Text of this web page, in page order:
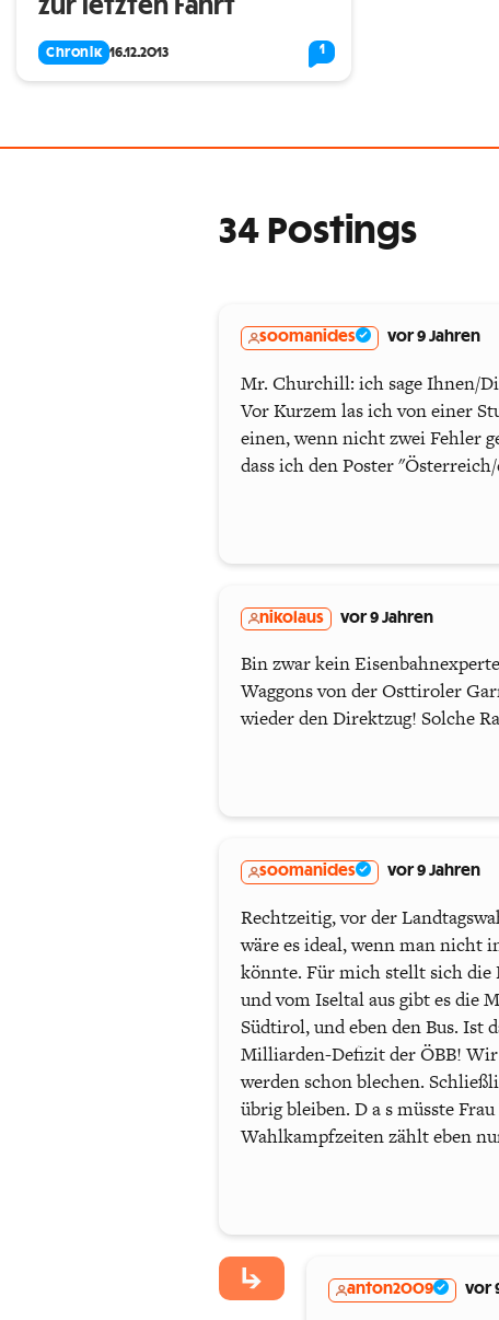
zur letzten Fahrt
Chronik 16.12.2013 1
34 Postings
soomanides vor 9 Jahren
Mr. Churchill: ich sage Ihnen/
Vor Kurzem las ich von einer
einen, wenn nicht zwei Fehler
dass ich den Poster
nikolaus vor 9 Jahren
Bin zwar kein
Waggons von der Osttiroler
wieder den Direktzug! Solche
soomanides vor 9 Jahren
Rechtzeitig, vor der
wäre es ideal, wenn man nicht
könnte. Für mich stellt sich die
und vom Iseltal aus gibt es die
Südtirol, und eben den Bus. Ist
Milliarden-Defizit der ÖBB!
werden schon blechen.
übrig bleiben. D a s müsste
Wahlkampfzeiten zählt eben
anton2009 vor